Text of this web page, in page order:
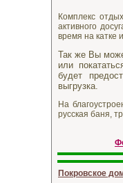
Комплекс
активного
время на катке
Так же Вы
или
будет
выгрузка.
На
русская баня,
Покровское